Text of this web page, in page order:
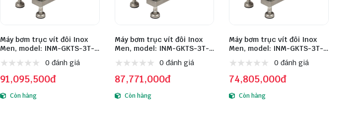
Máy bơm trục vít đôi Inox
Men, model: INM-GKTS-3T-
0 đánh giá
91,095,500đ
Còn hàng
Máy bơm trục vít đôi Inox
Men, model: INM-GKTS-3T-
0 đánh giá
87,771,000đ
Còn hàng
Máy bơm trục vít đôi Inox
Men, model: INM-GKTS-3T-
0 đánh giá
74,805,000đ
Còn hàng